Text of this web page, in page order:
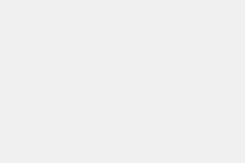
高不高之类的……至于演技